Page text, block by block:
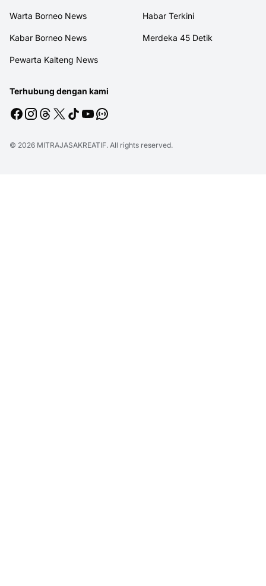
Warta Borneo News Habar Terkini
Kabar Borneo News Merdeka 45 Detik
Pewarta Kalteng News
Terhubung dengan kami
© 2026 MITRAJASAKREATIF. All rights reserved.